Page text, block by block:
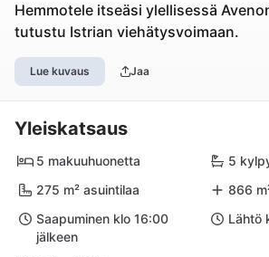
Hemmotele itseäsi ylellisessä
tutustu Istrian viehätysvoimaan.
Lue kuvaus Jaa
Yleiskatsaus
5 makuuhuonetta
5
275 m² asuintilaa
866
Saapuminen klo 16:00
jälkeen
Lähtö